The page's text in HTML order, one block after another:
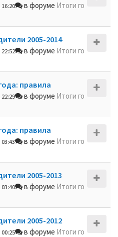
16:20 в форуме Итоги го
2005-2014
22:52 в форуме Итоги го
правила
22:29 в форуме Итоги го
правила
в форуме Итоги го
2005-2013
03:40 в форуме Итоги го
2005-2012
00:25 в форуме Итоги го